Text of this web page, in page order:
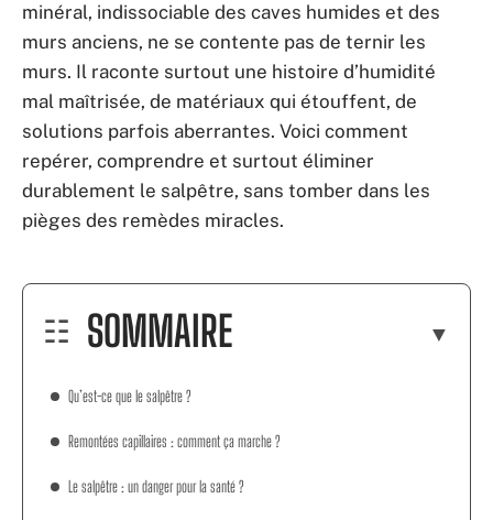
minéral, indissociable des caves humides et des
murs anciens, ne se contente pas de ternir les
murs. Il raconte surtout une histoire d’humidité
mal maîtrisée, de matériaux qui étouffent, de
solutions parfois aberrantes. Voici comment
repérer, comprendre et surtout éliminer
durablement le salpêtre, sans tomber dans les
pièges des remèdes miracles.
SOMMAIRE
Qu’est-ce que le salpêtre ?
Remontées capillaires : comment ça marche ?
Le salpêtre : un danger pour la santé ?